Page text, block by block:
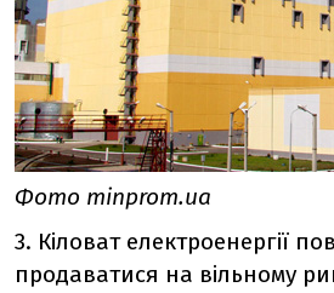
Фото minprom.ua
3. Кіловат електроенергії
продаватися на вільному